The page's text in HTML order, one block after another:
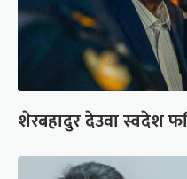
शेरबहादुर देउवा स्वदेश